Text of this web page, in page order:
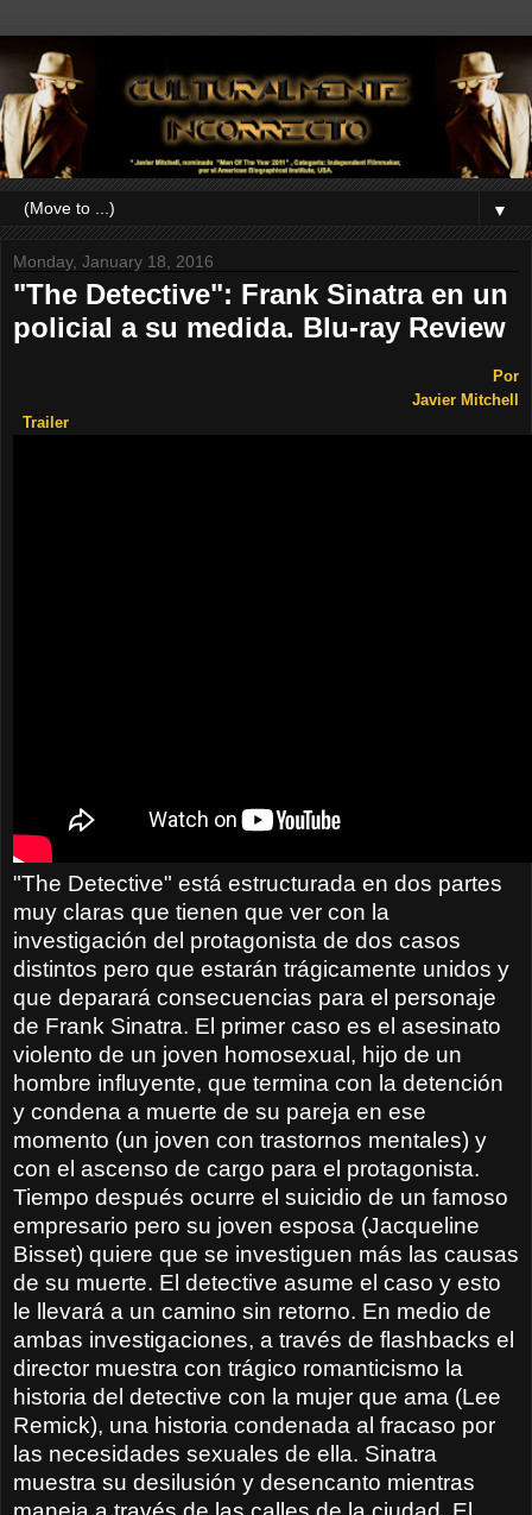
▼
Monday, January 18, 2016
"The Detective": Frank Sinatra en un
policial a su medida. Blu-ray Review
Por
Javier Mitchell
Trailer
"The Detective" está estructurada en dos partes
muy claras que tienen que ver con la
investigación del protagonista de dos casos
distintos pero que estarán trágicamente unidos y
que deparará consecuencias para el personaje
de Frank Sinatra. El primer caso es el asesinato
violento de un joven homosexual, hijo de un
hombre influyente, que termina con la detención
y condena a muerte de su pareja en ese
momento (un joven con trastornos mentales) y
con el ascenso de cargo para el protagonista.
Tiempo después ocurre el suicidio de un famoso
empresario pero su joven esposa (Jacqueline
Bisset) quiere que se investiguen más las causas
de su muerte. El detective asume el caso y esto
le llevará a un camino sin retorno. En medio de
ambas investigaciones, a través de flashbacks el
director muestra con trágico romanticismo la
historia del detective con la mujer que ama (Lee
Remick), una historia condenada al fracaso por
las necesidades sexuales de ella. Sinatra
muestra su desilusión y desencanto mientras